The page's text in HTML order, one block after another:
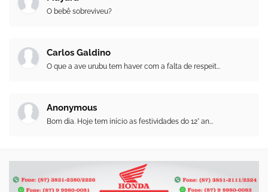
O bebê sobreviveu?
Carlos Galdino
O que a ave urubu tem haver com a falta de respeit...
Anonymous
Bom dia. Hoje tem início as festividades do 12° an...